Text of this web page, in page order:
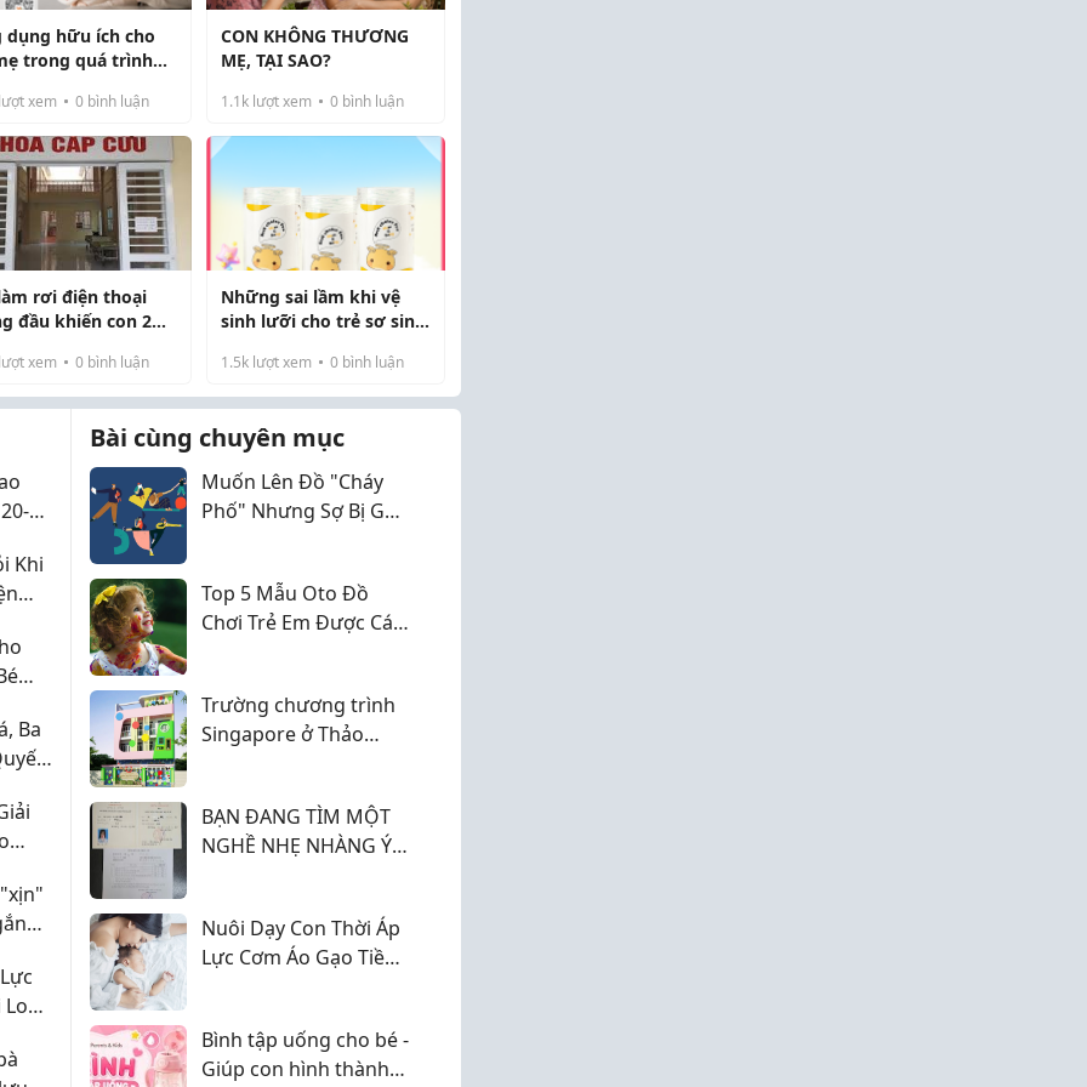
dụng hữu ích cho
trong quá trình
lượt xem 0 bình luận
CON KHÔNG THƯƠNG
MẸ, TẠI SAO?
1.1klượt xem 0bình luận
rơi điện thoại
đầu khiến con 2
lượt xem 0 bình luận
Những sai lầm khi vệ
sinh lưỡi cho trẻ sơ sinh
1.5klượt xem 0bình luận
Khi
Ba
Lo
Bài cùng chuyên mục
Muốn Lên Đồ "Cháy
Phố" Nhưng Sợ Bị Gọi
Top 5 Mẫu Oto Đồ
Chơi Trẻ Em Được Các
Trường chương trình
Singapore ở Thảo
BẠN ĐANG TÌM MỘT
NGHỀ NHẸ NHÀNG Ý
Nuôi Dạy Con Thời Áp
Lực Cơm Áo Gạo Tiền -
Phát Triển Toàn Diện
Bình tập uống cho bé -
Giúp con hình thành